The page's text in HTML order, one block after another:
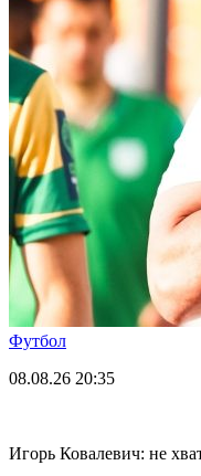
Футбол
08.08.26 20:35
Игорь Ковалевич: не